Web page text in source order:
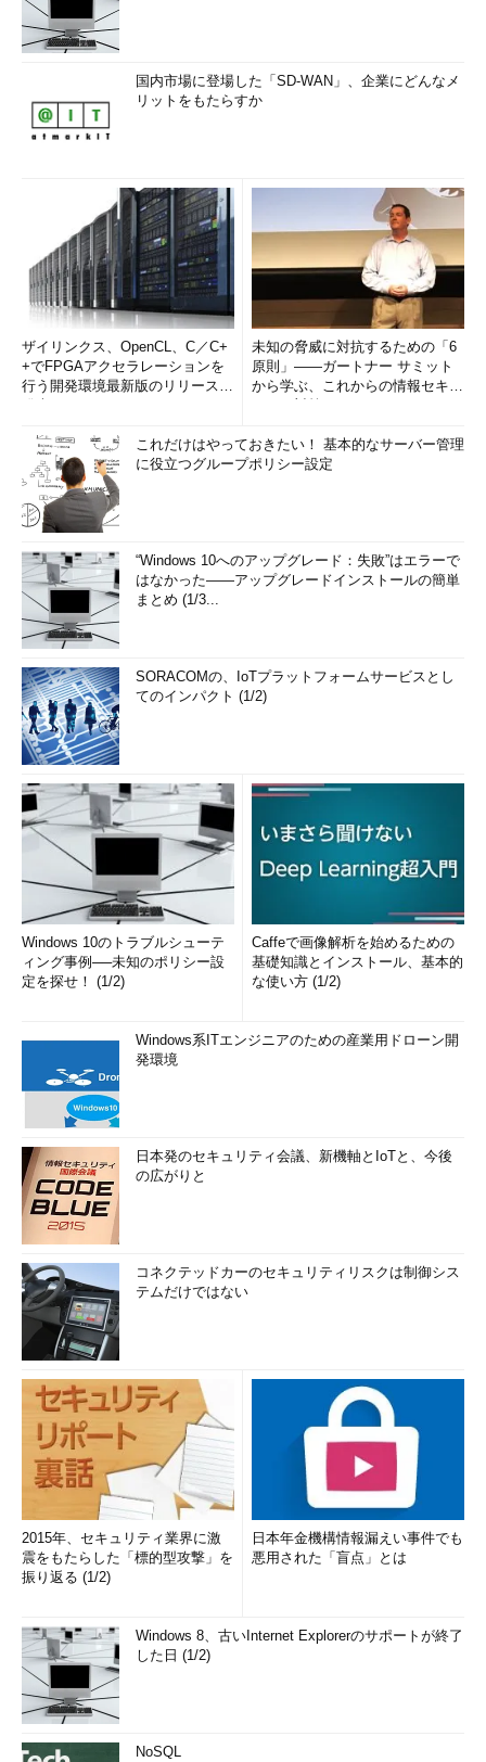
国内市場に登場した「SD-WAN」、企業にどんなメ
リットをもたらすか
ザイリンクス、OpenCL、C／C+
+でFPGAアクセラレーションを
行う開発環境最新版のリリースを
未知の脅威に対抗するための「6
原則」――ガートナー サミット
から学ぶ、これからの情報セキュ
これだけはやっておきたい！ 基本的なサーバー管理
に役立つグループポリシー設定
“Windows 10へのアップグレード：失敗”はエラーで
はなかった――アップグレードインストールの簡単
まとめ (1/3...
SORACOMの、IoTプラットフォームサービスとし
てのインパクト (1/2)
Windows 10のトラブルシューテ
ィング事例──未知のポリシー設
定を探せ！ (1/2)
Caffeで画像解析を始めるための
基礎知識とインストール、基本的
な使い方 (1/2)
Windows系ITエンジニアのための産業用ドローン開
発環境
日本発のセキュリティ会議、新機軸とIoTと、今後
の広がりと
コネクテッドカーのセキュリティリスクは制御シス
テムだけではない
2015年、セキュリティ業界に激
震をもたらした「標的型攻撃」を
振り返る (1/2)
日本年金機構情報漏えい事件でも
悪用された「盲点」とは
Windows 8、古いInternet Explorerのサポートが終了
した日 (1/2)
NoSQL